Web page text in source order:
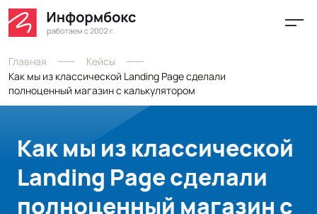
Главная
Кейсы
Как мы из классической Landing Page сделали
полноценный магазин с калькулятором
Как мы из классической
Landing Page сделали
полноценный магазин с